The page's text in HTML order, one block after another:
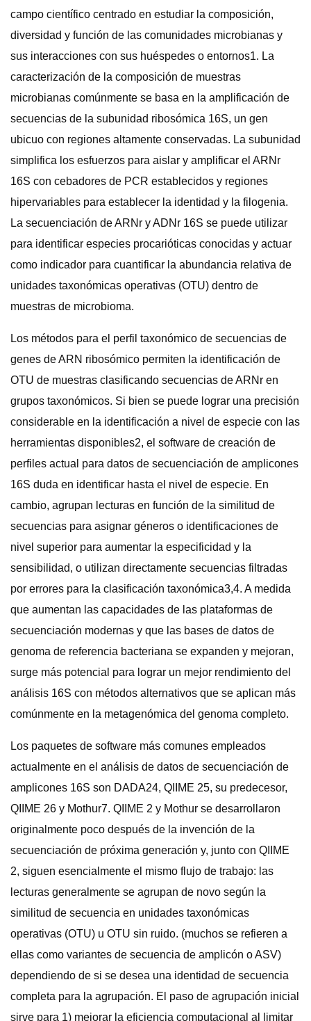
campo científico centrado en estudiar la composición,
diversidad y función de las comunidades microbianas y
sus interacciones con sus huéspedes o entornos1. La
caracterización de la composición de muestras
microbianas comúnmente se basa en la amplificación de
secuencias de la subunidad ribosómica 16S, un gen
ubicuo con regiones altamente conservadas. La subunidad
simplifica los esfuerzos para aislar y amplificar el ARNr
16S con cebadores de PCR establecidos y regiones
hipervariables para establecer la identidad y la filogenia.
La secuenciación de ARNr y ADNr 16S se puede utilizar
para identificar especies procarióticas conocidas y actuar
como indicador para cuantificar la abundancia relativa de
unidades taxonómicas operativas (OTU) dentro de
muestras de microbioma.
Los métodos para el perfil taxonómico de secuencias de
genes de ARN ribosómico permiten la identificación de
OTU de muestras clasificando secuencias de ARNr en
grupos taxonómicos. Si bien se puede lograr una precisión
considerable en la identificación a nivel de especie con las
herramientas disponibles2, el software de creación de
perfiles actual para datos de secuenciación de amplicones
16S duda en identificar hasta el nivel de especie. En
cambio, agrupan lecturas en función de la similitud de
secuencias para asignar géneros o identificaciones de
nivel superior para aumentar la especificidad y la
sensibilidad, o utilizan directamente secuencias filtradas
por errores para la clasificación taxonómica3,4. A medida
que aumentan las capacidades de las plataformas de
secuenciación modernas y que las bases de datos de
genoma de referencia bacteriana se expanden y mejoran,
surge más potencial para lograr un mejor rendimiento del
análisis 16S con métodos alternativos que se aplican más
comúnmente en la metagenómica del genoma completo.
Los paquetes de software más comunes empleados
actualmente en el análisis de datos de secuenciación de
amplicones 16S son DADA24, QIIME 25, su predecesor,
QIIME 26 y Mothur7. QIIME 2 y Mothur se desarrollaron
originalmente poco después de la invención de la
secuenciación de próxima generación y, junto con QIIME
2, siguen esencialmente el mismo flujo de trabajo: las
lecturas generalmente se agrupan de novo según la
similitud de secuencia en unidades taxonómicas
operativas (OTU) u OTU sin ruido. (muchos se refieren a
ellas como variantes de secuencia de amplicón o ASV)
dependiendo de si se desea una identidad de secuencia
completa para la agrupación. El paso de agrupación inicial
sirve para 1) mejorar la eficiencia computacional al limitar